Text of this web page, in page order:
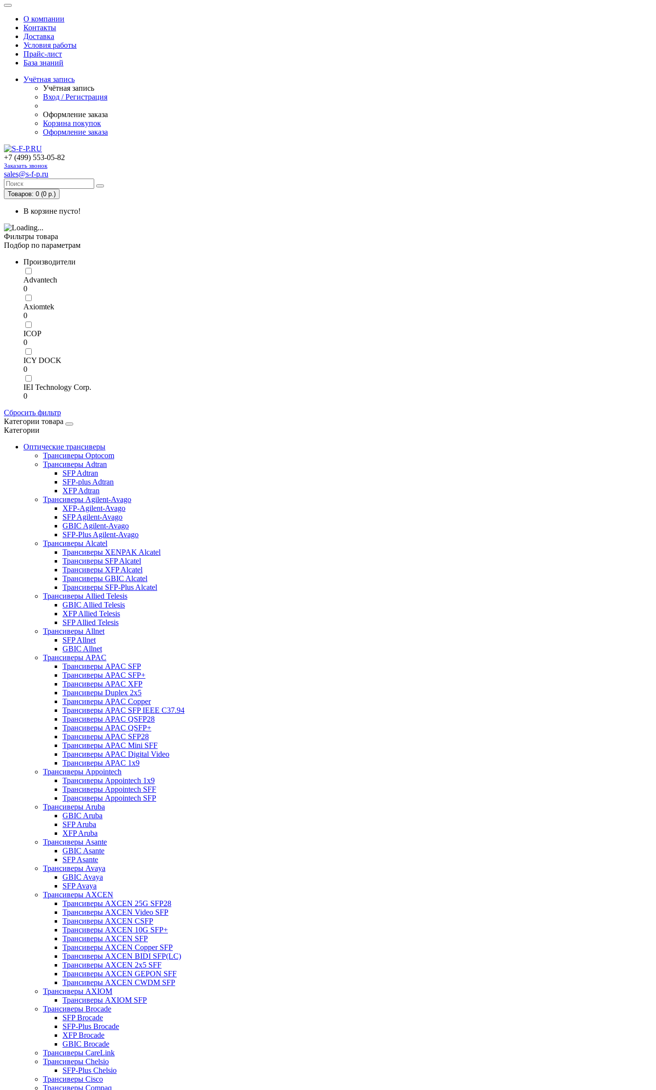
О компании
Контакты
Доставка
Условия работы
Прайс-лист
База знаний
Учётная запись
Учётная запись
Вход / Регистрация
Оформление заказа
Корзина покупок
Оформление заказа
+7 (499) 553-05-82
Заказать звонок
sales@s-f-p.ru
Товаров: 0 (0 р.)
В корзине пусто!
Фильтры товара
Подбор по параметрам
Производители
Advantech
0
Axiomtek
0
ICOP
0
ICY DOCK
0
IEI Technology Corp.
0
Сбросить фильтр
Категории товара
Категории
Оптические трансиверы
Трансиверы Optocom
Трансиверы Adtran
SFP Adtran
SFP-plus Adtran
XFP Adtran
Трансиверы Agilent-Avago
XFP-Agilent-Avago
SFP Agilent-Avago
GBIC Agilent-Avago
SFP-Plus Agilent-Avago
Трансиверы Alcatel
Трансиверы XENPAK Alcatel
Трансиверы SFP Alcatel
Трансиверы XFP Alcatel
Трансиверы GBIC Alcatel
Трансиверы SFP-Plus Alcatel
Трансиверы Allied Telesis
GBIC Allied Telesis
XFP Allied Telesis
SFP Allied Telesis
Трансиверы Allnet
SFP Allnet
GBIC Allnet
Трансиверы APAC
Трансиверы APAC SFP
Трансиверы APAC SFP+
Трансиверы APAC XFP
Трансиверы Duplex 2x5
Трансиверы APAC Copper
Трансиверы APAC SFP IEEE C37.94
Трансиверы APAC QSFP28
Трансиверы APAC QSFP+
Трансиверы APAC SFP28
Трансиверы APAC Mini SFF
Трансиверы APAC Digital Video
Трансиверы APAC 1x9
Трансиверы Appointech
Трансиверы Appointech 1x9
Трансиверы Appointech SFF
Трансиверы Appointech SFP
Трансиверы Aruba
GBIC Aruba
SFP Aruba
XFP Aruba
Трансиверы Asante
GBIC Asante
SFP Asante
Трансиверы Avaya
GBIC Avaya
SFP Avaya
Трансиверы AXCEN
Трансиверы AXCEN 25G SFP28
Трансиверы AXCEN Video SFP
Трансиверы AXCEN CSFP
Трансиверы AXCEN 10G SFP+
Трансиверы AXCEN SFP
Трансиверы AXCEN Copper SFP
Трансиверы AXCEN BIDI SFP(LC)
Трансиверы AXCEN 2x5 SFF
Трансиверы AXCEN GEPON SFF
Трансиверы AXCEN CWDM SFP
Трансиверы AXIOM
Трансиверы AXIOM SFP
Трансиверы Brocade
SFP Brocade
SFP-Plus Brocade
XFP Brocade
GBIC Brocade
Трансиверы CareLink
Трансиверы Chelsio
SFP-Plus Chelsio
Трансиверы Cisco
Трансиверы Compaq